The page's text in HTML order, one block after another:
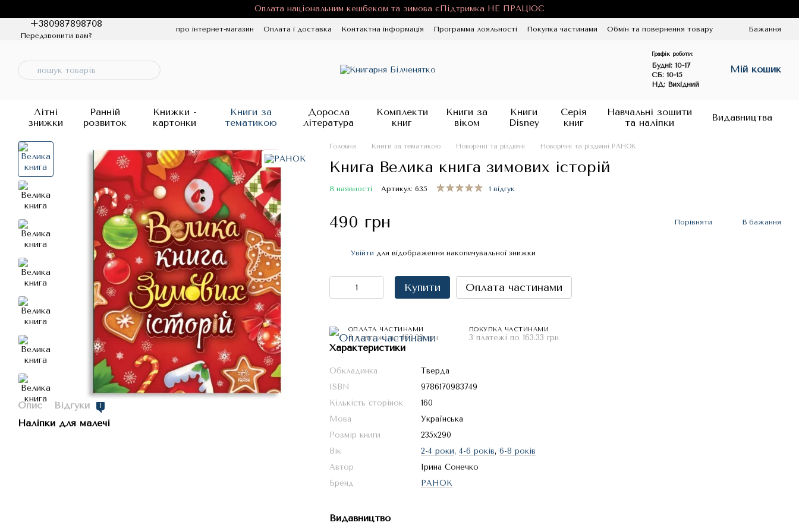
Оплата національним кешбеком та зимова єПідтримка НЕ ПРАЦЮЄ
+380987898708
Передзвонити вам?
про інтернет-магазин Оплата і доставка Контактна інформація Программа лояльності Покупка частинами
Обмін та повернення товару
Бажання
Графік роботи:
Будні: 10-17
СБ: 10-15
НД: Вихідний
Мій кошик
Літні
знижки
Ранній
розвиток
Книжки -
картонки
Книги за
тематикою
Доросла
література
Комплекти
книг
Книги за
віком
Книги
Disney
Серія
книг
Навчальні зошити
та наліпки
Видавництва
Опис Відгуки 1
Наліпки для малечі
Головна Книги за тематикою Новорічні та різдвяні Новорічні та різдвяні РАНОК
Книга Велика книга зимових історій
В наявності Артикул: 635 1 відгук
490 грн Порівняти В бажання
Увійти для відображення накопичувальної знижки
Купити Оплата частинами
ОПЛАТА ЧАСТИНАМИ
3 платежі по 163.33 грн
ПОКУПКА ЧАСТИНАМИ
3 платежі по 163.33 грн
Характеристики
Обкладинка
Тверда
ISBN
9786170983749
Кількість сторінок
160
Мова
Українська
Розмір книги
235х290
Вік
2-4 роки, 4-6 років, 6-8 років
Автор
Ірина Сонечко
Бренд
РАНОК
Видавництво